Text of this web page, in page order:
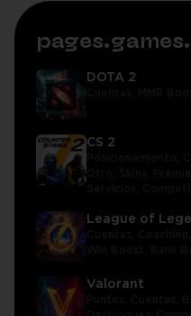
DOTA 2
CS 2
League of
Valorant